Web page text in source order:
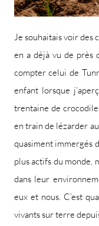
Je souhaitais voir des
en a déjà vu de près
compter celui de
enfant lorsque
trentaine de
en train de lézarder
quasiment immergés
plus actifs du monde,
dans leur
eux et nous. C’est
vivants sur terre